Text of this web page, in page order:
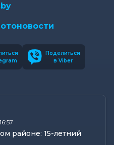
Поделиться
в Viber
районе: 15-летний